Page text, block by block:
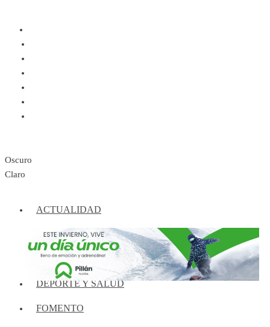
Oscuro
Claro
ACTUALIDAD
ARTE Y CULTURA
COMUNIDAD
DEPORTE Y SALUD
FOMENTO